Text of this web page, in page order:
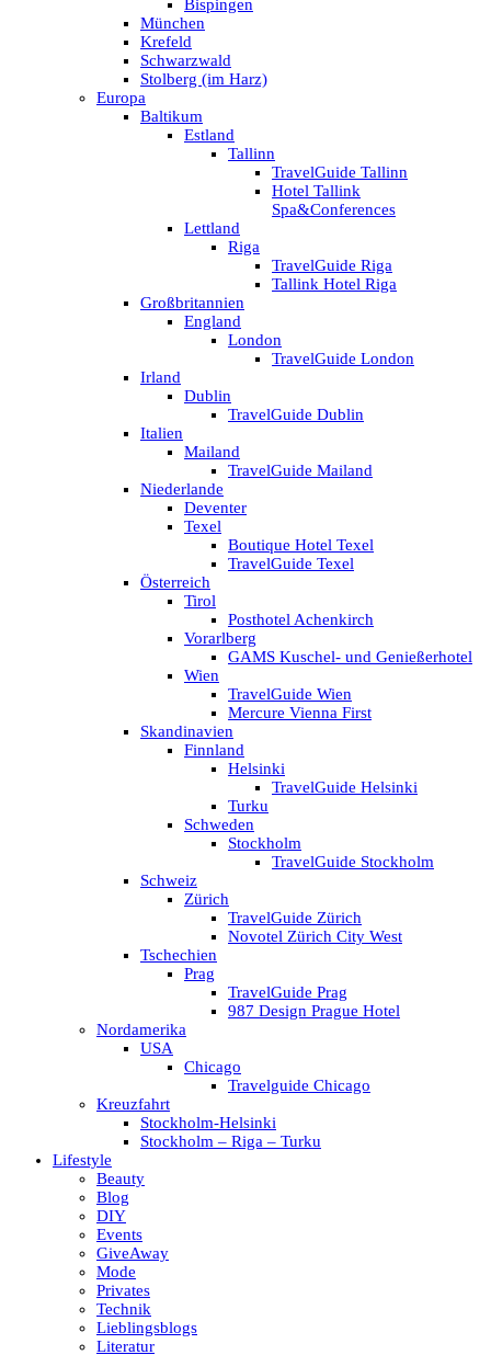
Bispingen
München
Krefeld
Schwarzwald
Stolberg (im Harz)
Europa
Baltikum
Estland
Tallinn
TravelGuide Tallinn
Hotel Tallink
Spa&Conferences
Lettland
Riga
TravelGuide Riga
Tallink Hotel Riga
Großbritannien
England
London
TravelGuide London
Irland
Dublin
TravelGuide Dublin
Italien
Mailand
TravelGuide Mailand
Niederlande
Deventer
Texel
Boutique Hotel Texel
TravelGuide Texel
Österreich
Tirol
Posthotel Achenkirch
Vorarlberg
GAMS Kuschel- und Genießerhotel
Wien
TravelGuide Wien
Mercure Vienna First
Skandinavien
Finnland
Helsinki
TravelGuide Helsinki
Turku
Schweden
Stockholm
TravelGuide Stockholm
Schweiz
Zürich
TravelGuide Zürich
Novotel Zürich City West
Tschechien
Prag
TravelGuide Prag
987 Design Prague Hotel
Nordamerika
USA
Chicago
Travelguide Chicago
Kreuzfahrt
Stockholm-Helsinki
Stockholm – Riga – Turku
Lifestyle
Beauty
Blog
DIY
Events
GiveAway
Mode
Privates
Technik
Lieblingsblogs
Literatur